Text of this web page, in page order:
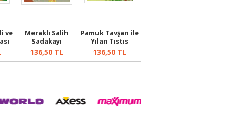
ve
Meraklı Salih
Sadakayı
Öğreniyor
136,50 TL
Pamuk Tavşan ile
Yılan Tıstıs
136,50 TL